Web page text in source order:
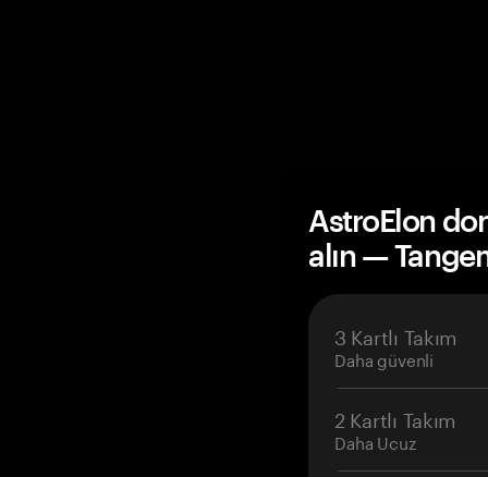
AstroElon
alın —
3 Kartlı Takım
Daha güvenli
2 Kartlı Takım
Daha Ucuz